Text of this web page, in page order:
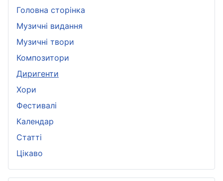
Головна сторінка
Музичні видання
Музичні твори
Композитори
Диригенти
Хори
Фестивалі
Календар
Статті
Цікаво